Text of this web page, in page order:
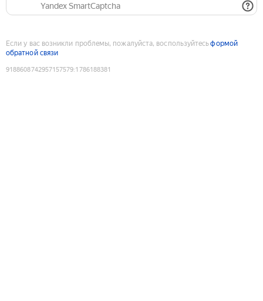
Yandex SmartCaptcha
Если у вас возникли проблемы, пожалуйста, воспользуйтесьформой
обратной связи
9188608742957157579:1786188381